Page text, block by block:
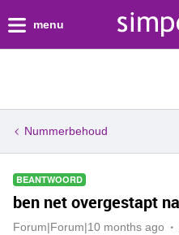
menu
Nummerbehoud
BEANTWOORD
ben net overgestapt
Forum|Forum|10 months ago